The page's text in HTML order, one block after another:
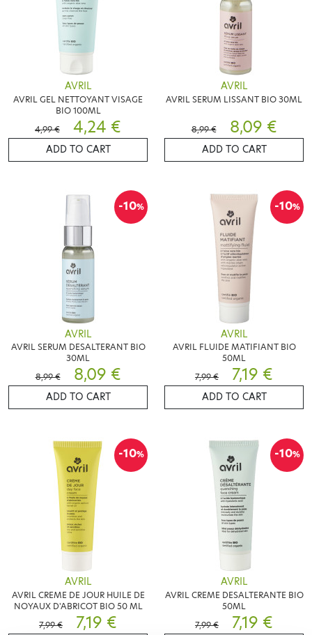
AVRIL
AVRIL GEL NETTOYANT VISAGE
BIO 100ML
4,99 €
4,24 €
ADD TO CART
AVRIL
AVRIL SERUM LISSANT BIO 30ML
8,99 € 8,09 €
ADD TO CART
-10%
AVRIL
AVRIL SERUM DESALTERANT BIO
30ML
8,99 €
8,09 €
ADD TO CART
-10%
AVRIL
AVRIL FLUIDE MATIFIANT BIO
50ML
7,99 €
7,19 €
ADD TO CART
-10%
AVRIL
AVRIL CREME DE JOUR HUILE DE
NOYAUX D'ABRICOT BIO 50 ML
7,99 €
7,19 €
-10%
AVRIL
AVRIL CREME DESALTERANTE BIO
50ML
7,99 €
7,19 €